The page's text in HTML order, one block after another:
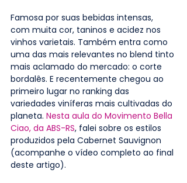
Famosa por suas bebidas intensas,
com muita cor, taninos e acidez nos
vinhos varietais. Também entra como
uma das mais relevantes no blend tinto
mais aclamado do mercado: o corte
bordalês. E recentemente chegou ao
primeiro lugar no ranking das
variedades viníferas mais cultivadas do
planeta. Nesta aula do Movimento Bella
Ciao, da ABS-RS, falei sobre os estilos
produzidos pela Cabernet Sauvignon
(acompanhe o vídeo completo ao final
deste artigo).